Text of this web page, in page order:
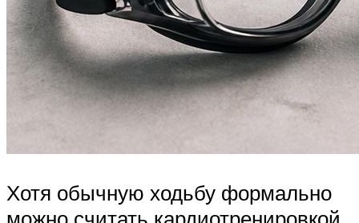
Хотя обычную ходьбу формально